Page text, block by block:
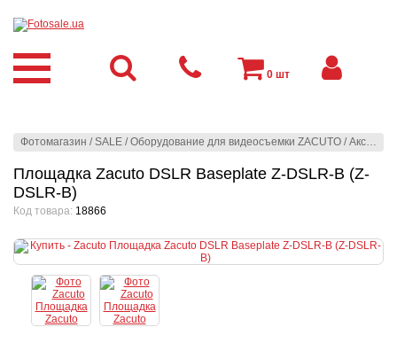
Фотомагазин /SALE /Оборудование для видеосъемки ZACUTO /Аксессуары для DSLR и Pro Video
Площадка Zacuto DSLR Baseplate Z-DSLR-B (Z-
DSLR-B)
Код товара: 18866
0 шт